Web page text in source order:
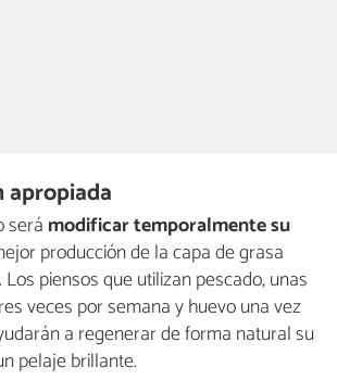
será modificar temporalmente su
producción de la capa de grasa
piensos que utilizan pescado, unas
veces por semana y huevo una vez
a regenerar de forma natural su
pelaje brillante.